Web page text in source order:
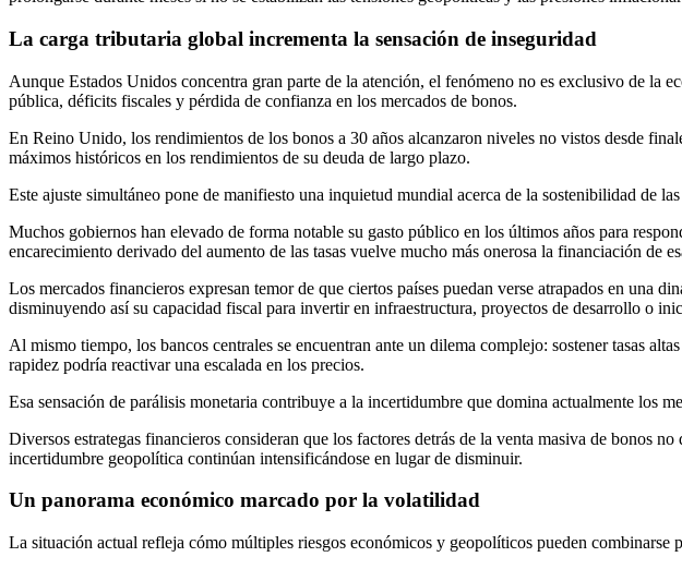
La carga tributaria global incrementa la sensación de inseguridad
Aunque Estados Unidos concentra gran parte de la atención, el fenómeno no es exclusivo de la
pública, déficits fiscales y pérdida de confianza en los mercados de bonos.
En Reino Unido, los rendimientos de los bonos a 30 años alcanzaron niveles no vistos desde
máximos históricos en los rendimientos de su deuda de largo plazo.
Este ajuste simultáneo pone de manifiesto una inquietud mundial acerca de la sostenibilidad de
Muchos gobiernos han elevado de forma notable su gasto público en los últimos años para
encarecimiento derivado del aumento de las tasas vuelve mucho más onerosa la financiación de
Los mercados financieros expresan temor de que ciertos países puedan verse atrapados en una
disminuyendo así su capacidad fiscal para invertir en infraestructura, proyectos de desarrollo o
Al mismo tiempo, los bancos centrales se encuentran ante un dilema complejo: sostener tasas
rapidez podría reactivar una escalada en los precios.
Esa sensación de parálisis monetaria contribuye a la incertidumbre que domina actualmente los
Diversos estrategas financieros consideran que los factores detrás de la venta masiva de bonos
incertidumbre geopolítica continúan intensificándose en lugar de disminuir.
Un panorama económico marcado por la volatilidad
La situación actual refleja cómo múltiples riesgos económicos y geopolíticos pueden combinarse